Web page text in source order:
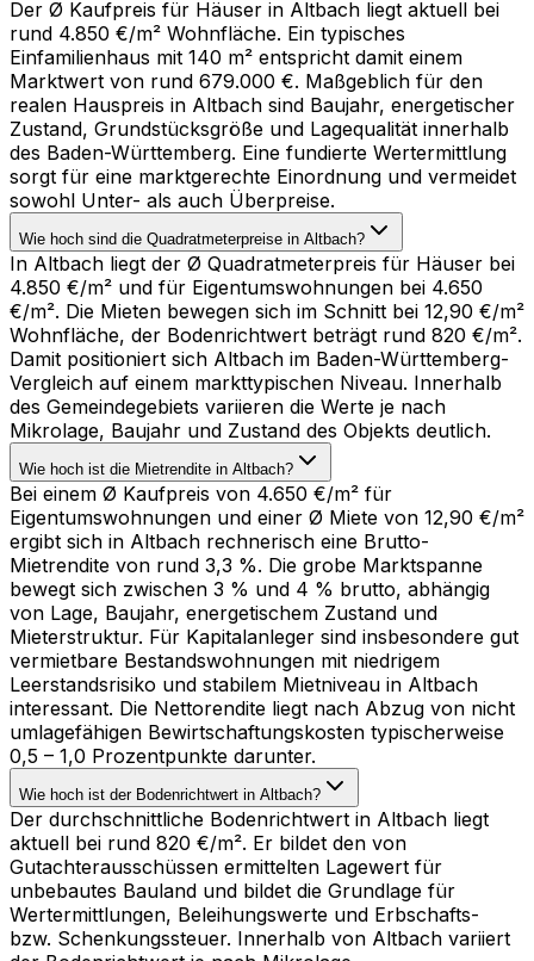
Der Ø Kaufpreis für Häuser in Altbach liegt aktuell bei
rund 4.850 €/m² Wohnfläche. Ein typisches
Einfamilienhaus mit 140 m² entspricht damit einem
Marktwert von rund 679.000 €. Maßgeblich für den
realen Hauspreis in Altbach sind Baujahr, energetischer
Zustand, Grundstücksgröße und Lagequalität innerhalb
des Baden-Württemberg. Eine fundierte Wertermittlung
sorgt für eine marktgerechte Einordnung und vermeidet
sowohl Unter- als auch Überpreise.
Wie hoch sind die Quadratmeterpreise in Altbach?
In Altbach liegt der Ø Quadratmeterpreis für Häuser bei
4.850 €/m² und für Eigentumswohnungen bei 4.650
€/m². Die Mieten bewegen sich im Schnitt bei 12,90 €/m²
Wohnfläche, der Bodenrichtwert beträgt rund 820 €/m².
Damit positioniert sich Altbach im Baden-Württemberg-
Vergleich auf einem markttypischen Niveau. Innerhalb
des Gemeindegebiets variieren die Werte je nach
Mikrolage, Baujahr und Zustand des Objekts deutlich.
Wie hoch ist die Mietrendite in Altbach?
Bei einem Ø Kaufpreis von 4.650 €/m² für
Eigentumswohnungen und einer Ø Miete von 12,90 €/m²
ergibt sich in Altbach rechnerisch eine Brutto-
Mietrendite von rund 3,3 %. Die grobe Marktspanne
bewegt sich zwischen 3 % und 4 % brutto, abhängig
von Lage, Baujahr, energetischem Zustand und
Mieterstruktur. Für Kapitalanleger sind insbesondere gut
vermietbare Bestandswohnungen mit niedrigem
Leerstandsrisiko und stabilem Mietniveau in Altbach
interessant. Die Nettorendite liegt nach Abzug von nicht
umlagefähigen Bewirtschaftungskosten typischerweise
0,5 – 1,0 Prozentpunkte darunter.
Wie hoch ist der Bodenrichtwert in Altbach?
Der durchschnittliche Bodenrichtwert in Altbach liegt
aktuell bei rund 820 €/m². Er bildet den von
Gutachterausschüssen ermittelten Lagewert für
unbebautes Bauland und bildet die Grundlage für
Wertermittlungen, Beleihungswerte und Erbschafts-
bzw. Schenkungssteuer. Innerhalb von Altbach variiert